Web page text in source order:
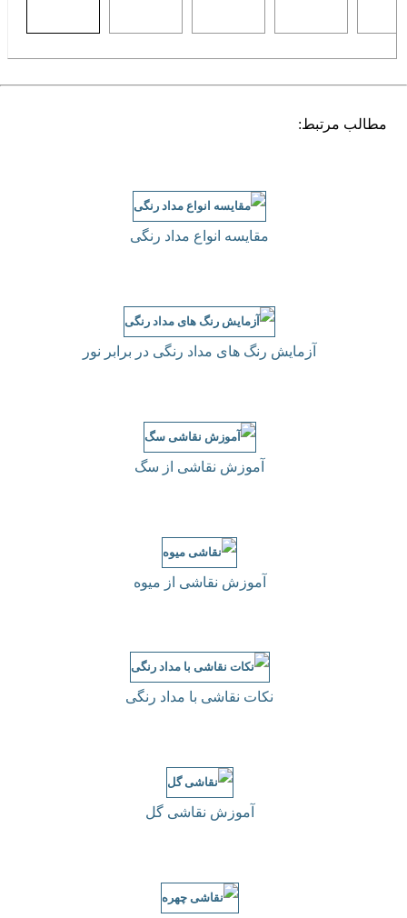
مطالب مرتبط:
مقایسه انواع مداد رنگی
آزمایش رنگ های مداد رنگی در برابر نور
آموزش نقاشی از سگ
آموزش نقاشی از میوه
نکات نقاشی با مداد رنگی
آموزش نقاشی گل